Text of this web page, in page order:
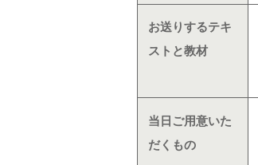
お送りするテキ
ストと教材
当日ご用意いた
だくもの